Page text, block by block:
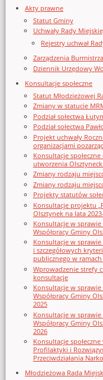
Akty prawne
Statut Gminy
Uchwały Rady
Rejestry uchwał
Zarządzenia Burmistrza
Dziennik Urzędowy
Konsultacje społeczne
Statut Młodzieżowej
Zmiany w statucie
Podział sołectwa
Podział sołectwa
Projekt uchwały
organizacjami
Konsultacje
utworzenia
Zmiany rodzaju
Zmiany rodzaju
Projekty statutów
Konsultacje projektu
Olsztynek na lata
Konsultacje w
Współpracy Gminy
Konsultacje w
i szczegółowych
publicznego w
Wprowadzenie strefy
konsultacje
Konsultacje w
Współpracy Gminy
2025
Konsultacje w
Współpracy Gminy
2026
Konsultacje
Profilaktyki i
Przeciwdziałania
Młodzieżowa Rada